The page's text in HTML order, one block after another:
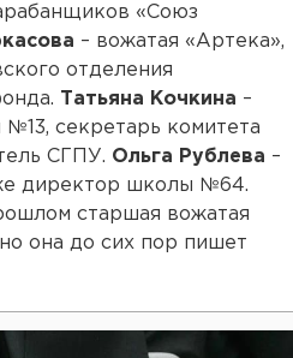
«Союз
– вожатая «Артека»,
отделения
Татьяна Кочкина –
секретарь комитета
СГПУ. Ольга Рублева –
директор школы №64.
старшая вожатая
она до сих пор пишет